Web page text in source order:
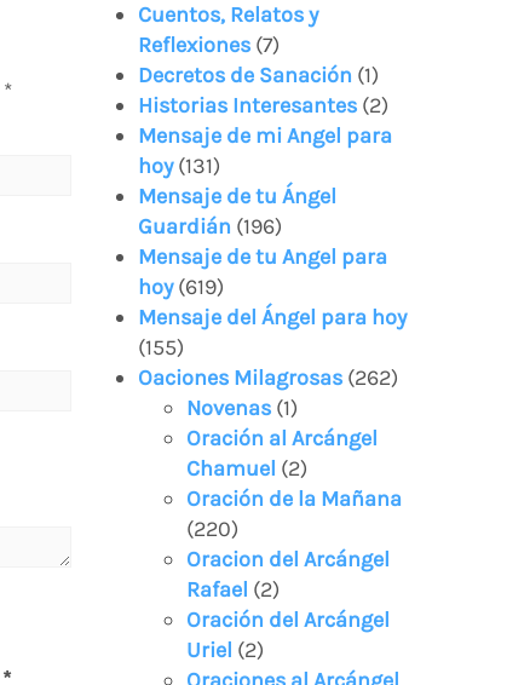
*
*
Cuentos, Relatos y
Reflexiones(7)
Decretos de Sanación (1)
Historias Interesantes(2)
Mensaje de mi Angel para
hoy(131)
Mensaje de tu Ángel
Guardián (196)
Mensaje de tu Angel para
hoy(619)
Mensaje del Ángel para hoy
(155)
Oaciones Milagrosas(262)
Novenas(1)
Oración al Arcángel
Chamuel (2)
Oración de la Mañana
(220)
Oracion del Arcángel
Rafael (2)
Oración del Arcángel
Uriel (2)